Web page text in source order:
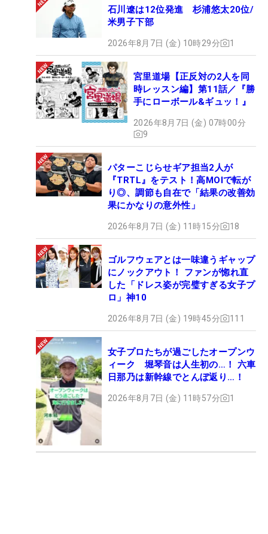
石川遼は12位発進 杉浦悠太20位/
米男子下部
2026年8月7日 (金) 10時29分 1
宮里道場【正反対の2人を同
時レッスン編】第11話／『勝
手にローボール&ギュッ！』
2026年8月7日 (金) 07時00分
9
パターこじらせギア担当2人が
『TRTL』をテスト！高MOIで転が
り◎、調節も自在で「結果の改善効
果にかなりの意外性」
2026年8月7日 (金) 11時15分 18
ゴルフウェアとは一味違うギャップ
にノックアウト！ ファンが惚れ直
した「ドレス姿が完璧すぎる女子プ
ロ」神10
2026年8月7日 (金) 19時45分 111
女子プロたちが過ごしたオープンウ
ィーク 堀琴音は人生初の…！ 六車
日那乃は新幹線でとんぼ返り…！
2026年8月7日 (金) 11時57分 1